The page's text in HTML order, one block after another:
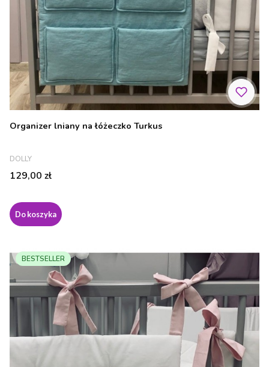
Organizer lniany na łóżeczko Turkus
PRODUCENT
DOLLY
Cena
129,00 zł
Do koszyka
BESTSELLER